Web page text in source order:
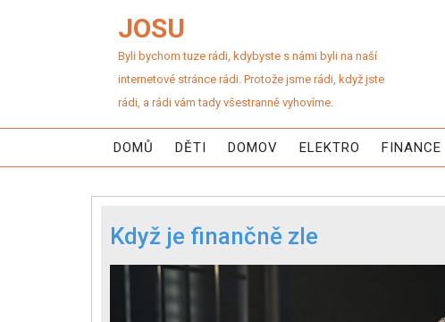
JOSU
Byli bychom tuze rádi, kdybyste s námi byli na naší
internetové stránce rádi. Protože jsme rádi, když jste
rádi, a rádi vám tady všestranně vyhovíme.
DOMŮ DĚTI DOMOV ELEKTRO FINANCE
Když je finančně zle